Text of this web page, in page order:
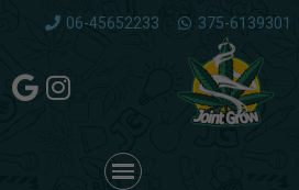
06-45652233 375-6139301